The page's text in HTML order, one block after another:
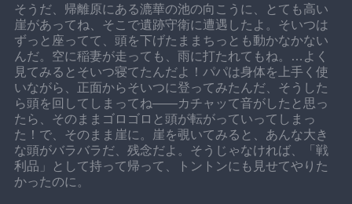
そうだ、帰離原にある漉華の池の向こうに、とても高い
崖があってね、そこで遺跡守衛に遭遇したよ。そいつは
ずっと座ってて、頭を下げたままちっとも動かなかない
んだ。空に稲妻が走っても、雨に打たれてもね。…よく
見てみるとそいつ寝てたんだよ！パパは身体を上手く使
いながら、正面からそいつに登ってみたんだ、そうした
ら頭を回してしまってね——カチャッて音がしたと思っ
たら、そのままゴロゴロと頭が転がっていってしまっ
た！で、そのまま崖に。崖を覗いてみると、あんな大き
な頭がバラバラだ、残念だよ。そうじゃなければ、「戦
利品」として持って帰って、トントンにも見せてやりた
かったのに。